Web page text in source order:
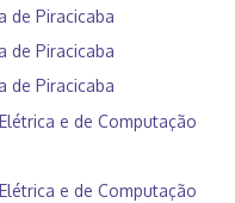
de Piracicaba
de Piracicaba
de Piracicaba
e de Computação
e de Computação